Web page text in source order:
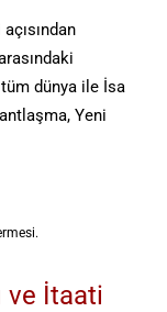
tüm dünya ile İsa
Yeni
ve İtaati